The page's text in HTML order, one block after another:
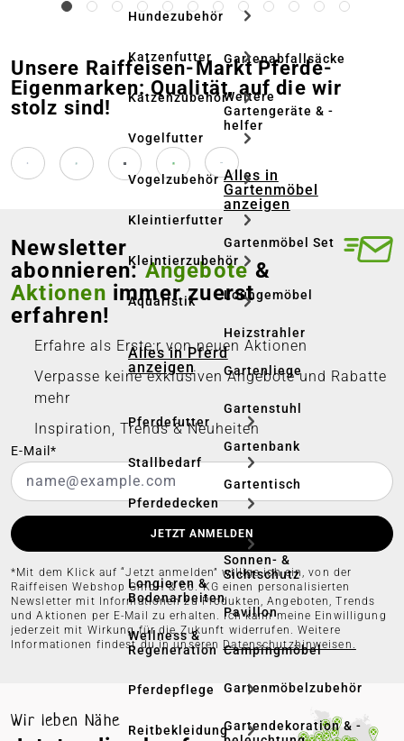
Hundezubehör
Katzenfutter
Katzenzubehör
Vogelfutter
Vogelzubehör
Kleintierfutter
Kleintierzubehör
Aquaristik
Alles in Pferd
anzeigen
Pferdefutter
Stallbedarf
Pferdedecken
Longieren &
Bodenarbeiten
Wellness &
Regeneration
Pferdepflege
Reitbekleidung
Gartenabfallsäcke
Weitere
Gartengeräte & -
helfer
Alles in
Gartenmöbel
anzeigen
Gartenmöbel Set
Loungemöbel
Heizstrahler
Gartenliege
Gartenstuhl
Gartenbank
Gartentisch
Sonnen- &
Sichtschutz
Pavillon
Campingmöbel
Gartenmöbelzubehör
Gartendekoration & -
Unsere Raiffeisen-Markt Pferde-
Eigenmarken: Qualität, auf die wir
stolz sind!
Newsletter
abonnieren:Angebote &
Aktionen immer zuerst
erfahren!
Erfahre als Erste:r von neuen Aktionen
Verpasse keine exklusiven Angebote und Rabatte
mehr
Inspiration, Trends & Neuheiten
E-Mail*
JETZT ANMELDEN
*Mit dem Klick auf “Jetzt anmelden” willige ich ein, von der
Raiffeisen Webshop GmbH & Co. KG einen personalisierten
Newsletter mit Informationen zu Produkten, Angeboten, Trends
und Aktionen per E-Mail zu erhalten. Ich kann meine Einwilligung
jederzeit mit Wirkung für die Zukunft widerrufen. Weitere
Informationen findest du in unseren Datenschutzhinweisen.
Wir leben Nähe